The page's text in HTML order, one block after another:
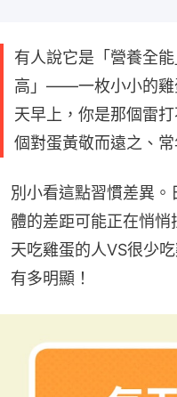
有人說它是「營養全
高」——一枚小小的雞
天早上，你是那個雷
個對蛋黃敬而遠之、
別小看這點習慣差異
體的差距可能正在悄
天吃雞蛋的人VS很少
有多明顯！